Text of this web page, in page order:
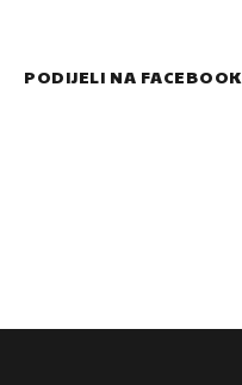
PODIJELI NA FACEBOOK